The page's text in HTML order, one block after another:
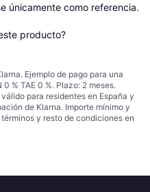
únicamente como referencia.
producto?
Ejemplo de pago para una
% TAE 0 %. Plazo: 2 meses.
para residentes en España y
de Klarna. Importe mínimo y
y resto de condiciones en